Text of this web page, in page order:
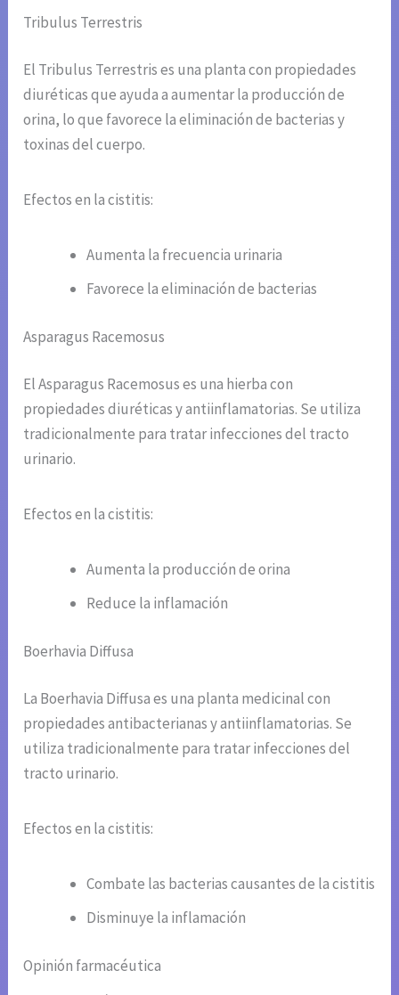
Tribulus Terrestris
El Tribulus Terrestris es una planta con propiedades
diuréticas que ayuda a aumentar la producción de
orina, lo que favorece la eliminación de bacterias y
toxinas del cuerpo.
Efectos en la cistitis:
Aumenta la frecuencia urinaria
Favorece la eliminación de bacterias
Asparagus Racemosus
El Asparagus Racemosus es una hierba con
propiedades diuréticas y antiinflamatorias. Se utiliza
tradicionalmente para tratar infecciones del tracto
urinario.
Efectos en la cistitis:
Aumenta la producción de orina
Reduce la inflamación
Boerhavia Diffusa
La Boerhavia Diffusa es una planta medicinal con
propiedades antibacterianas y antiinflamatorias. Se
utiliza tradicionalmente para tratar infecciones del
tracto urinario.
Efectos en la cistitis:
Combate las bacterias causantes de la cistitis
Disminuye la inflamación
Opinión farmacéutica